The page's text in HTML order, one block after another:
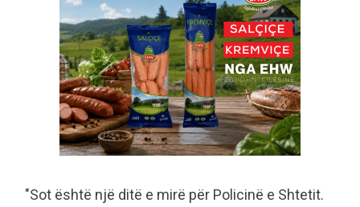
"Sot është një ditë e mirë për Policinë e Shtetit.